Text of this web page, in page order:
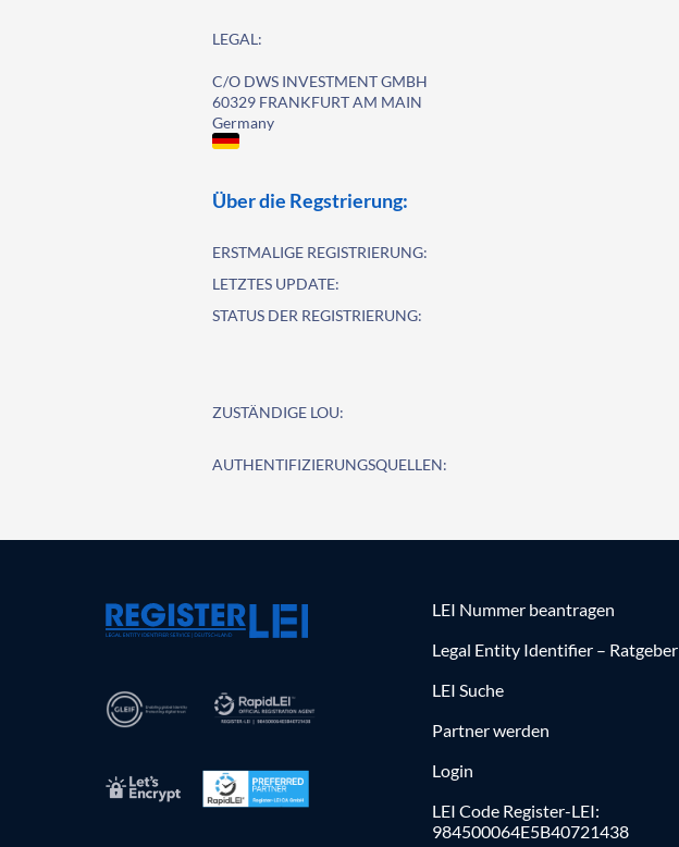
LEGAL:
C/O DWS INVESTMENT GMBH
60329 FRANKFURT AM MAIN
Germany
Über die Regstrierung:
ERSTMALIGE REGISTRIERUNG:
LETZTES UPDATE:
STATUS DER REGISTRIERUNG:
ZUSTÄNDIGE LOU:
AUTHENTIFIZIERUNGSQUELLEN:
LEI Nummer beantragen
Legal Entity Identifier – Ratgeber
LEI Suche
Partner werden
Login
LEI Code Register-LEI:
984500064E5B40721438